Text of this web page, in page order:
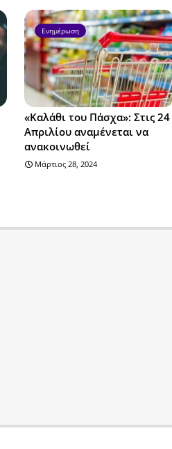
Ενημέρωση
«Καλάθι του Πάσχα»: Στις 24
Απριλίου αναμένεται να
ανακοινωθεί
Μάρτιος 28, 2024